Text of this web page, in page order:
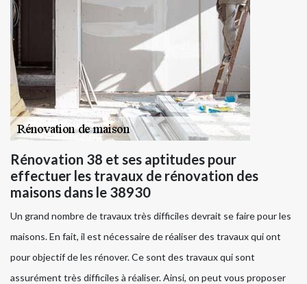
Rénovation 38 et ses aptitudes pour
effectuer les travaux de rénovation des
maisons dans le 38930
Un grand nombre de travaux très difficiles devrait se faire pour les
maisons. En fait, il est nécessaire de réaliser des travaux qui ont
pour objectif de les rénover. Ce sont des travaux qui sont
assurément très difficiles à réaliser. Ainsi, on peut vous proposer